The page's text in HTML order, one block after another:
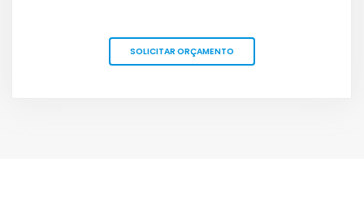
SOLICITAR ORÇAMENTO